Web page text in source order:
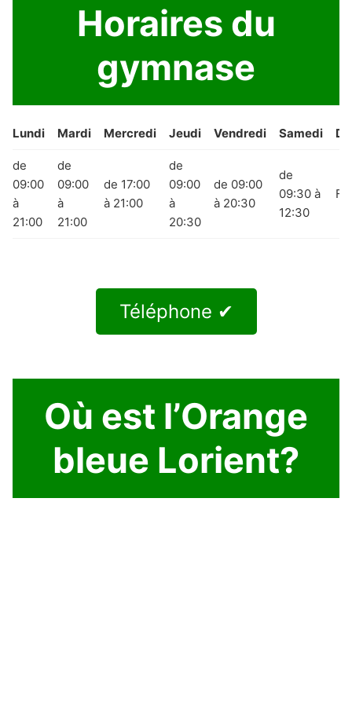
Horaires du
gymnase
Lundi Mardi Mercredi Jeudi Vendredi Samedi
de
09:00
à
21:00
de
09:00
à
21:00
de 17:00
à 21:00
de
09:00
à
20:30
de 09:00
à 20:30
de
09:30 à
12:30
Téléphone ✔
Où est l’Orange
bleue Lorient?